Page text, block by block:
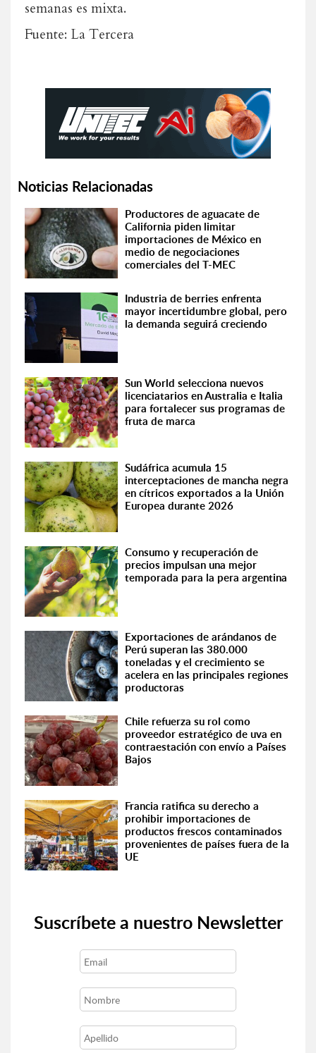
semanas es mixta.
Fuente: La Tercera
Noticias Relacionadas
Productores de aguacate de
California piden limitar
importaciones de México en
medio de negociaciones
comerciales del T-MEC
Industria de berries enfrenta
mayor incertidumbre global, pero
la demanda seguirá creciendo
Sun World selecciona nuevos
licenciatarios en Australia e Italia
para fortalecer sus programas de
fruta de marca
Sudáfrica acumula 15
interceptaciones de mancha negra
en cítricos exportados a la Unión
Europea durante 2026
Consumo y recuperación de
precios impulsan una mejor
temporada para la pera argentina
Exportaciones de arándanos de
Perú superan las 380.000
toneladas y el crecimiento se
acelera en las principales regiones
productoras
Chile refuerza su rol como
proveedor estratégico de uva en
contraestación con envío a Países
Bajos
Francia ratifica su derecho a
prohibir importaciones de
productos frescos contaminados
provenientes de países fuera de la
UE
Suscríbete a nuestro Newsletter